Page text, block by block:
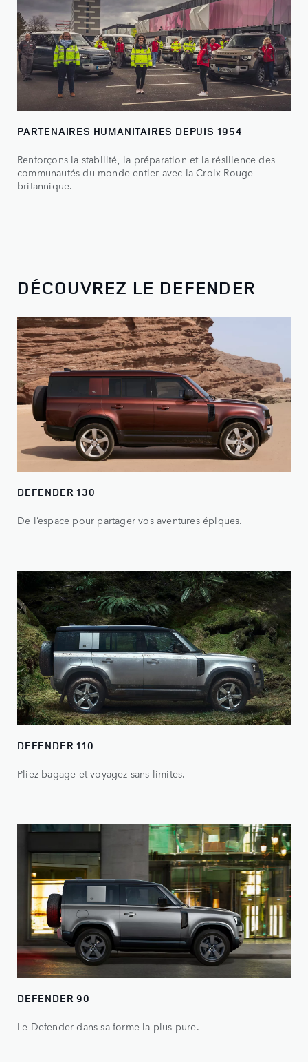
PARTENAIRES HUMANITAIRES DEPUIS 1954
Renforçons la stabilité, la préparation et la résilience des
communautés du monde entier avec la Croix-Rouge
britannique.
DÉCOUVREZ LE DEFENDER
DEFENDER 130
De l’espace pour partager vos aventures épiques.
DEFENDER 110
Pliez bagage et voyagez sans limites.
DEFENDER 90
Le Defender dans sa forme la plus pure.